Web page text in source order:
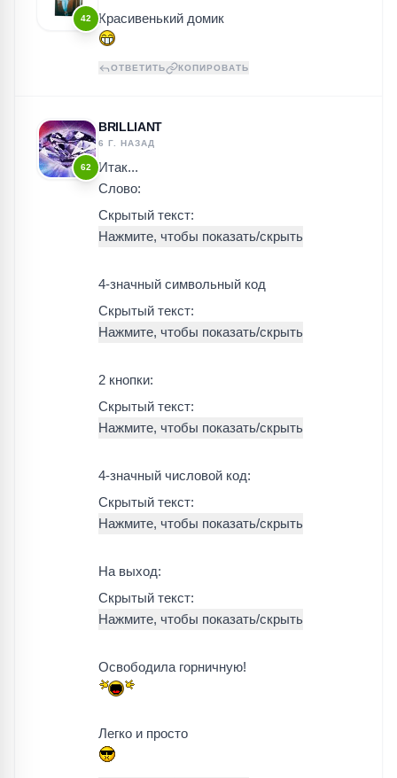
42 Красивенький домик
ОТВЕТИТЬ КОПИРОВАТЬ
62
BRILLIANT
6 Г. НАЗАД
Итак...
Слово:
Скрытый текст:
4-значный символьный код
Скрытый текст:
2 кнопки:
Скрытый текст:
4-значный числовой код:
Скрытый текст:
На выход:
Скрытый текст:
Освободила горничную!
Легко и просто